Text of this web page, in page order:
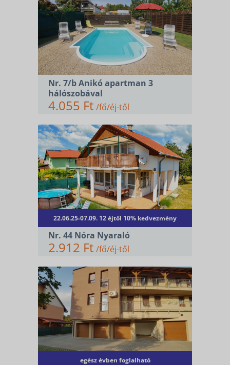
SZÁLLÁSOK
KERÉKPÁR ÉS E-BIKE
KAPCSOLAT
Nr. 7/b Anikó apartman 3
hálószobával
4.055 Ft /fő/éj-től
22.06.25-07.09. 12 éjtől 10% kedvezmény
Nr. 44 Nóra Nyaraló
2.912 Ft /fő/éj-től
egész évben foglalható